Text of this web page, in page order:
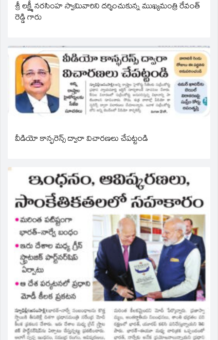
శ్రీ లక్ష్మీ నరసింహ స్వామివారిని దర్శించుకున్న ముఖ్యమంత్రి రేవంత్
రెడ్డి గారు
వీడియో కాన్ఫరెన్స్ ద్వారా విచారణలు చేపట్టండి